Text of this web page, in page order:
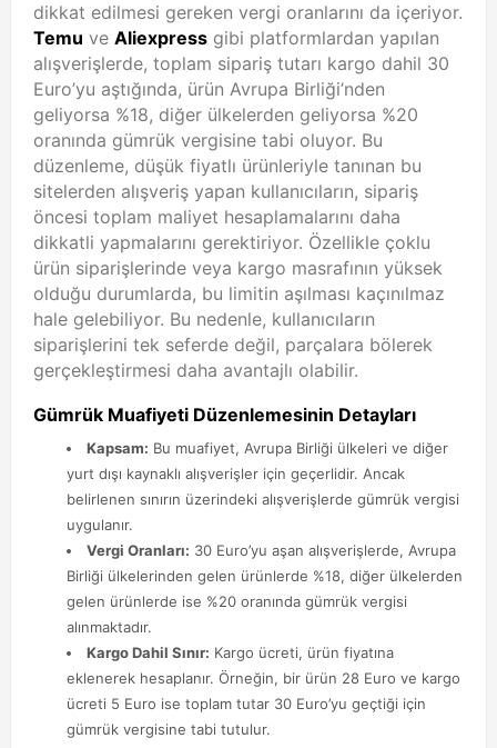
dikkat edilmesi gereken vergi oranlarını da içeriyor.
Temu ve Aliexpress gibi platformlardan yapılan
alışverişlerde, toplam sipariş tutarı kargo dahil 30
Euro’yu aştığında, ürün Avrupa Birliği’nden
geliyorsa %18, diğer ülkelerden geliyorsa %20
oranında gümrük vergisine tabi oluyor. Bu
düzenleme, düşük fiyatlı ürünleriyle tanınan bu
sitelerden alışveriş yapan kullanıcıların, sipariş
öncesi toplam maliyet hesaplamalarını daha
dikkatli yapmalarını gerektiriyor. Özellikle çoklu
ürün siparişlerinde veya kargo masrafının yüksek
olduğu durumlarda, bu limitin aşılması kaçınılmaz
hale gelebiliyor. Bu nedenle, kullanıcıların
siparişlerini tek seferde değil, parçalara bölerek
gerçekleştirmesi daha avantajlı olabilir.
Gümrük Muafiyeti Düzenlemesinin Detayları
Kapsam: Bu muafiyet, Avrupa Birliği ülkeleri ve diğer
yurt dışı kaynaklı alışverişler için geçerlidir. Ancak
belirlenen sınırın üzerindeki alışverişlerde gümrük vergisi
uygulanır.
Vergi Oranları: 30 Euro’yu aşan alışverişlerde, Avrupa
Birliği ülkelerinden gelen ürünlerde %18, diğer ülkelerden
gelen ürünlerde ise %20 oranında gümrük vergisi
alınmaktadır.
Kargo Dahil Sınır: Kargo ücreti, ürün fiyatına
eklenerek hesaplanır. Örneğin, bir ürün 28 Euro ve kargo
ücreti 5 Euro ise toplam tutar 30 Euro’yu geçtiği için
gümrük vergisine tabi tutulur.